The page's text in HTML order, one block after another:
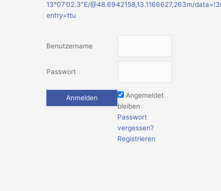
13°07’02.3″E/@48.6942158,13.1166627,263m/
entry=ttu
Benutzername
Passwort
Angemeldet
bleiben
Passwort
vergessen?
Registrieren